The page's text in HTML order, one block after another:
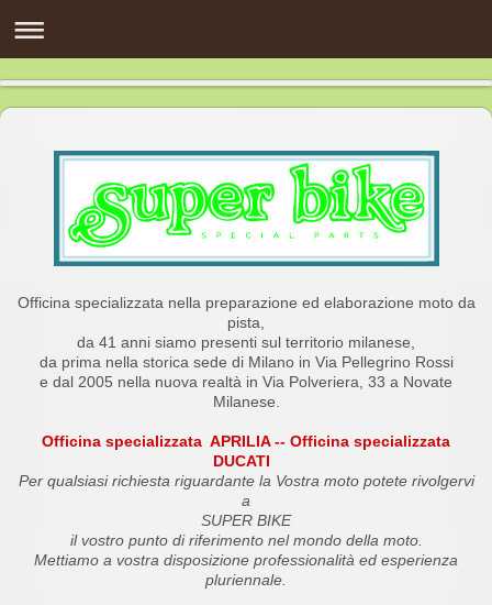
Officina specializzata nella preparazione ed elaborazione moto da
pista,
da 41 anni siamo presenti sul territorio milanese,
da prima nella storica sede di Milano in Via Pellegrino Rossi
e dal 2005 nella nuova realtà in Via Polveriera, 33 a Novate
Milanese.
Officina specializzata APRILIA -- Officina specializzata
DUCATI
Per qualsiasi richiesta riguardante la Vostra moto potete rivolgervi
a
SUPER BIKE
il vostro punto di riferimento nel mondo della moto.
Mettiamo a vostra disposizione professionalità ed esperienza
pluriennale.